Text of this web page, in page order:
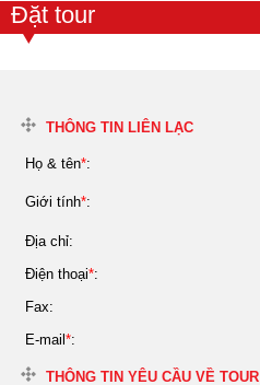
Đặt tour
THÔNG TIN LIÊN LẠC
Họ & tên*:
Giới tính*:
Địa chỉ:
Điện thoại*:
Fax:
E-mail *:
THÔNG TIN YÊU CẦU VỀ TOUR